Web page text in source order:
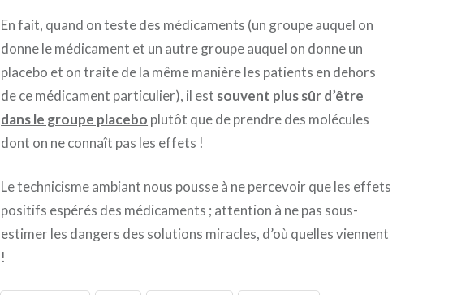
En fait, quand on teste des médicaments (un groupe auquel on
donne le médicament et un autre groupe auquel on donne un
placebo et on traite de la même manière les patients en dehors
de ce médicament particulier), il est souvent plus sûr d’être
dans le groupe placebo plutôt que de prendre des molécules
dont on ne connaît pas les effets !
Le technicisme ambiant nous pousse à ne percevoir que les effets
positifs espérés des médicaments ; attention à ne pas sous-
estimer les dangers des solutions miracles, d’où quelles viennent
!